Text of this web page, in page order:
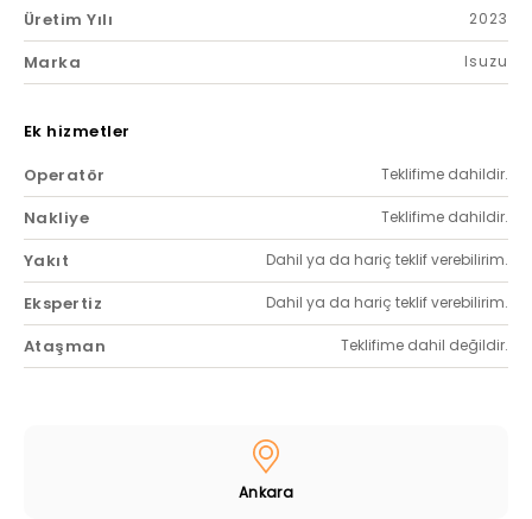
Üretim Yılı 2023
Marka Isuzu
Ek hizmetler
Operatör
Teklifime dahildir.
Nakliye Teklifime dahildir.
Yakıt Dahil ya da hariç teklif verebilirim.
Ekspertiz Dahil ya da hariç teklif verebilirim.
Ataşman Teklifime dahil değildir.
Ankara